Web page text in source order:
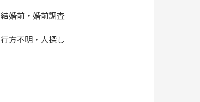
結婚前・婚前調査
行方不明・人探し